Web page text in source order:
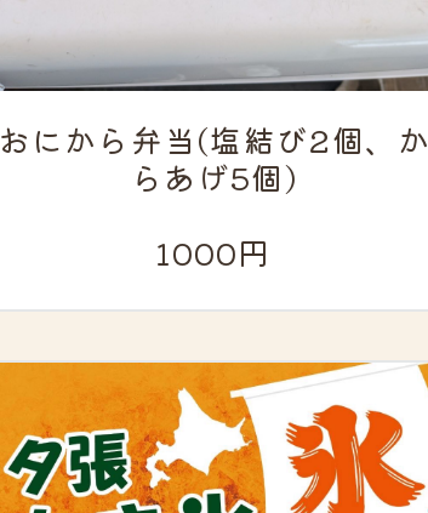
おにから弁当(塩結び2個、か
らあげ5個)
1000円